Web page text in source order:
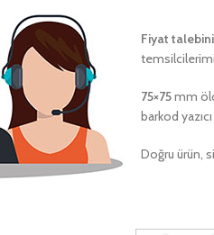
Fiyat
75×75mm
barkod
Doğru ürün,